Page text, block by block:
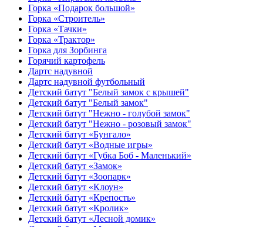
Горка «Подарок большой»
Горка «Строитель»
Горка «Тачки»
Горка «Трактор»
Горка для Зорбинга
Горячий картофель
Дартс надувной
Дартс надувной футбольный
Детский батут "Белый замок с крышей"
Детский батут "Белый замок"
Детский батут "Нежно - голубой замок"
Детский батут "Нежно - розовый замок"
Детский батут «Бунгало»
Детский батут «Водные игры»
Детский батут «Губка Боб - Маленький»
Детский батут «Замок»
Детский батут «Зоопарк»
Детский батут «Клоун»
Детский батут «Крепость»
Детский батут «Кролик»
Детский батут «Лесной домик»